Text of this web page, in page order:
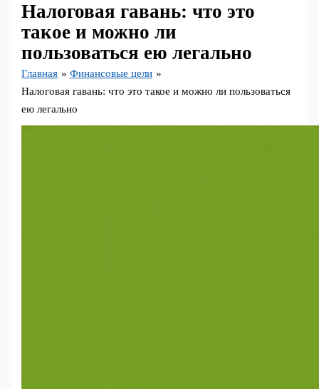
Налоговая гавань: что это
такое и можно ли
пользоваться ею легально
Главная
Финансовые цели
Налоговая гавань: что это такое и можно ли пользоваться
ею легально